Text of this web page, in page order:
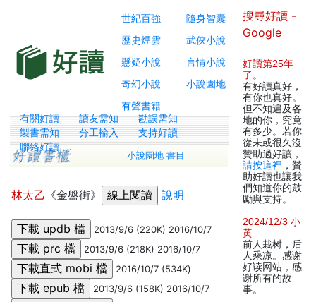
世紀百強
隨身智囊
歷史煙雲
武俠小說
懸疑小說
言情小說
奇幻小說
小說園地
有聲書籍
有關好讀 讀友需知
勘誤需知
製書需知
分工輸入
支持好讀
聯絡好讀
小說園地 書目
林太乙 《金盤街》 說明
2013/9/6 (220K) 2016/10/7
2013/9/6 (218K) 2016/10/7
2016/10/7 (534K)
2013/9/6 (158K) 2016/10/7
搜尋好讀 -
Google
好讀第25年
了 。
有好讀真好，
有你也真好。
但不知遍及各
地的你，究竟
有多少。若你
從未或很久沒
贊助過好讀，
請按這裡 ，贊
助好讀也讓我
們知道你的鼓
勵與支持。
2024/12/3 小
黄
前人栽树，后
人乘凉。感谢
好读网站，感
谢所有的故
事。